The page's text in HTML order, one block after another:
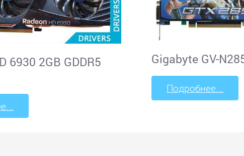
6930 2GB GDDR5
Gigabyte GV-
Подробнее...